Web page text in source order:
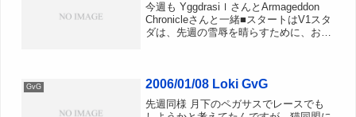
今週も YggdrasiｌさんとArmageddon
Chronicleさんと一緒■スタートはV1スタ
ダは、先週の雪辱を晴らすために、お猿
GvG 2006/01/08 Loki GvG
先週同様 月下のペガサスでレースでも